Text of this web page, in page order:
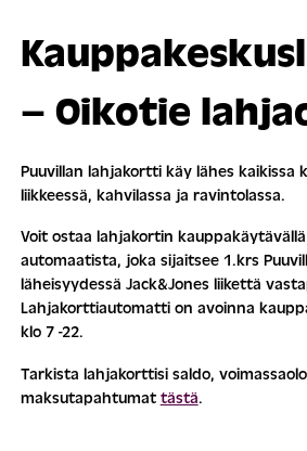
– Oikotie
Puuvillan lahjakortti käy lähes kaikissa
liikkeessä, kahvilassa ja ravintolassa.
Voit ostaa lahjakortin
automaatista, joka sijaitsee 1.krs
läheisyydessä Jack&Jones liikettä
Lahjakorttiautomatti on avoinna
klo 7 -22.
Tarkista lahjakorttisi saldo,
maksutapahtumat tästä.